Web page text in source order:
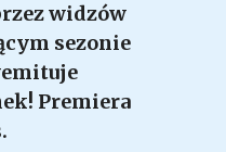
widzów
sezonie
Premiera